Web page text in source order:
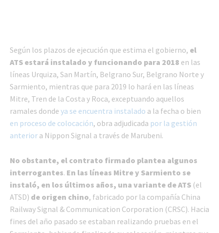
Según los plazos de ejecución que estima el gobierno, el
ATS estará instalado y funcionando para 2018 en las
líneas Urquiza, San Martín, Belgrano Sur, Belgrano Norte y
Sarmiento, mientras que para 2019 lo hará en las líneas
Mitre, Tren de la Costa y Roca, exceptuando aquellos
ramales donde ya se encuentra instalado a la fecha o bien
en proceso de colocación, obra adjudicada por la gestión
anterior a Nippon Signal a través de Marubeni.
No obstante, el contrato firmado plantea algunos
interrogantes. En las líneas Mitre y Sarmiento se
instaló, en los últimos años, una variante de ATS (el
ATSD) de origen chino, fabricado por la compañía China
Railway Signal & Communication Corporation (CRSC). Hacia
fines del año pasado se estaban realizando pruebas en el